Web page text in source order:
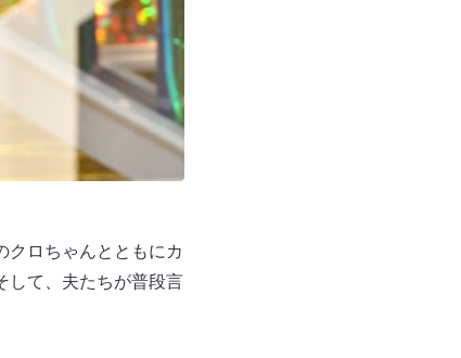
ロちゃんとともにカ
て、夫たちが普段言